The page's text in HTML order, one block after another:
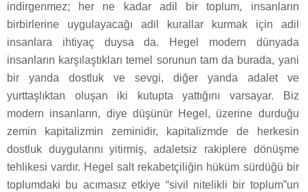
indirgenmez; her ne kadar adil bir toplum, insanların
birbirlerine uygulayacağı adil kurallar kurmak için adil
insanlara ihtiyaç duysa da. Hegel modern dünyada
insanların karşılaştıkları temel sorunun tam da burada, yani
bir yanda dostluk ve sevgi, diğer yanda adalet ve
yurttaşlıktan oluşan iki kutupta yattığını varsayar. Biz
modern insanların, diye düşünür Hegel, üzerine durduğu
zemin kapitalizmin zeminidir, kapitalizmde de herkesin
dostluk duygularını yitirmiş, adaletsiz rakiplere dönüşme
tehlikesi vardır. Hegel salt rekabetçiliğin hüküm sürdüğü bir
toplumdaki bu acımasız etkiye “sivil nitelikli bir toplum”un